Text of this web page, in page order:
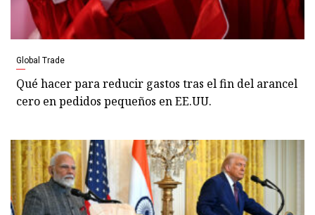
Global Trade
Qué hacer para reducir gastos tras el fin del arancel
cero en pedidos pequeños en EE.UU.